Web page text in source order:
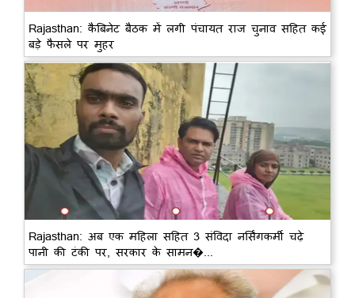
Rajasthan: कैबिनेट बैठक में लगी पंचायत राज चुनाव सहित कई
बड़े फैसले पर मुहर
Rajasthan: अब एक महिला सहित 3 संविदा नर्सिंगकर्मी चढ़े
पानी की टंकी पर, सरकार के सामन�...